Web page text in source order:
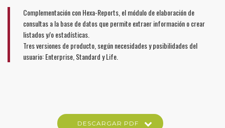
Complementación con Hexa-Reports, el módulo de elaboración de
consultas a la base de datos que permite extraer información o crear
listados y/o estadísticas.
Tres versiones de producto, según necesidades y posibilidades del
usuario: Enterprise, Standard y Life.
DESCARGAR PDF